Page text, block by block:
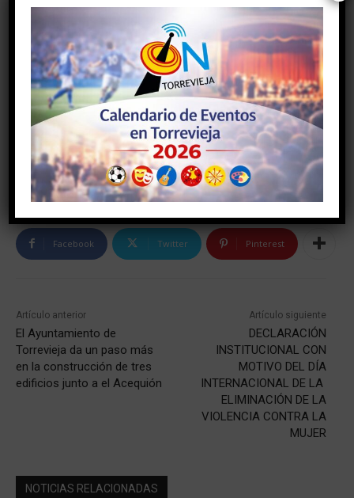
TAGS #alicante #comunidadvalenciana
#deporte
#torrevieja
#torreviejaon #vegabaja
Facebook Twitter Pinterest
Artículo anterior
El Ayuntamiento de
Torrevieja da un paso más
en la construcción de tres
edificios junto a el Acequión
Artículo siguiente
DECLARACIÓN
INSTITUCIONAL CON
MOTIVO DEL DÍA
INTERNACIONAL DE LA
ELIMINACIÓN DE LA
VIOLENCIA CONTRA LA
MUJER
NOTICIAS RELACIONADAS